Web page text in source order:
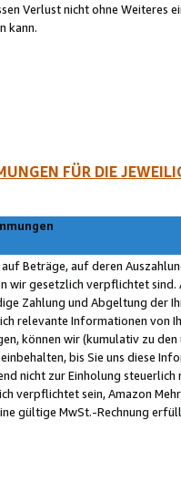
Verlust nicht ohne Weiteres
kann.
FÜR DIE
Beträge, auf deren
wir gesetzlich verpflichtet
Zahlung und Abgeltung der
relevante Informationen von
können wir (kumulativ zu
bis Sie uns diese
nicht zur Einholung
verpflichtet sein, Amazon
gültige MwSt.-Rechnung